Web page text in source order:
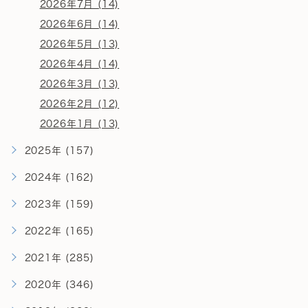
2026年7月 (14)
2026年6月 (14)
2026年5月 (13)
2026年4月 (14)
2026年3月 (13)
2026年2月 (12)
2026年1月 (13)
2025年 (157)
2024年 (162)
2023年 (159)
2022年 (165)
2021年 (285)
2020年 (346)